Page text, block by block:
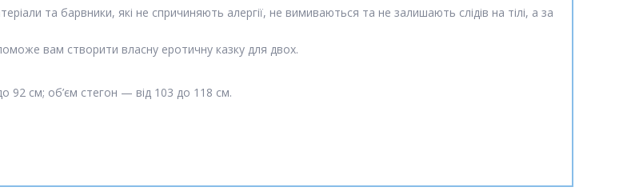
та барвники, які не спричиняють алергії, не вимиваються та не залишають слідів на тілі, а за
вам створити власну еротичну казку для двох.
92 см; об’єм стегон — від 103 до 118 см.